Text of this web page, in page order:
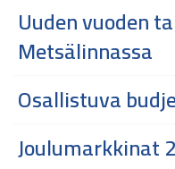
Uuden vuoden
Metsälinnassa
Osallistuva
Joulumarkkinat